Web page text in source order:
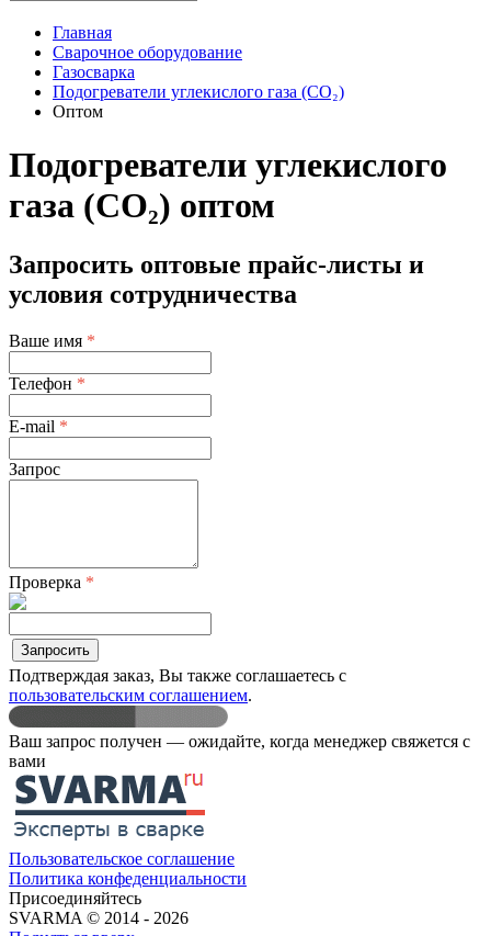
Главная
Сварочное оборудование
Газосварка
Подогреватели углекислого газа (CO₂)
Оптом
Подогреватели углекислого
газа (CO₂) оптом
Запросить оптовые прайс-листы и
условия сотрудничества
Ваше имя *
Телефон *
E-mail *
Запрос
Проверка *
Запросить
Подтверждая заказ, Вы также соглашаетесь с
пользовательским соглашением.
Ваш запрос получен — ожидайте, когда менеджер свяжетcя с
вами
Пользовательское соглашение
Политика конфеденциальности
Присоединяйтесь
SVARMA © 2014 - 2026